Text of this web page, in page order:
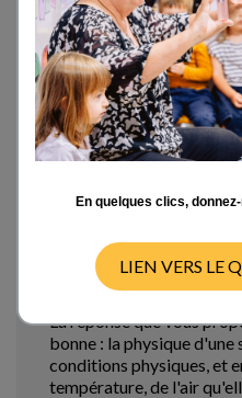
Est-ce que la
température pourrait
d'un lieu ?
Bonjour,
Bonjour,
La réponse que vous
bonne : la physique d'une
conditions physiques, et
température, de l'air
En quelques clics,
LIEN VERS LE